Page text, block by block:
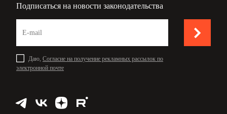
Подписаться на новости законодательства
Даю, Согласие на получение рекламных рассылок по
электронной почте